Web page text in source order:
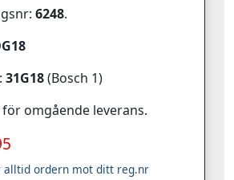
6248.
31G18(Bosch 1)
omgående leverans.
alltid ordern mot ditt reg.nr